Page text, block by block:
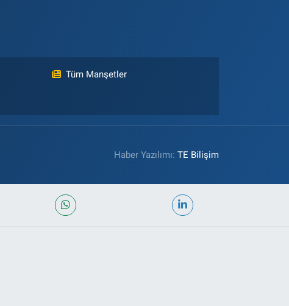
Tüm Manşetler
Haber Yazılımı:TE Bilişim